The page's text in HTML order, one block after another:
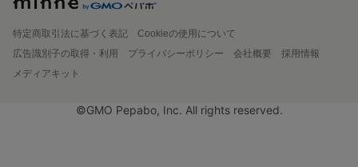
特定商取引法に基づく表記
Cookieの使用について
広告識別子の取得・利用
プライバシーポリシー 会社概要
採用情報
メディアキット
©GMO Pepabo, Inc. All rights reserved.